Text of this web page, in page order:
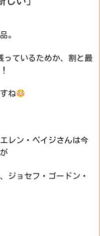
。
っているためか、割と最
ね
レン・ペイジさんは今
ジョセフ・ゴードン・